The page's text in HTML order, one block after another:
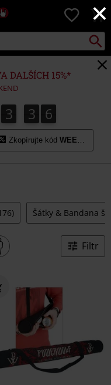
×
0
DALŠÍCH 15%*
3
3 3
3
3
3 4
5
4
6
5
Zkopírujte kód WEEKEND
Šátky & Bandana
Filtr